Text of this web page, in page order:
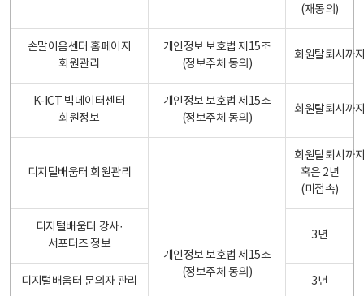
(재동의)
손말이음센터 홈페이지
회원관리
개인정보 보호법 제15조
(정보주체 동의)
회원탈퇴시까
K-ICT 빅데이터센터
회원정보
개인정보 보호법 제15조
(정보주체 동의)
회원탈퇴시까
디지털배움터 회원관리
개인정보 보호법 제15조
(정보주체 동의)
회원탈퇴시까
혹은 2년
(미접속)
디지털배움터 강사·
서포터즈 정보
3년
디지털배움터 문의자 관리 3년